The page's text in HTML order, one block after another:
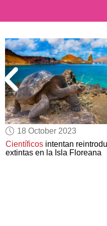
18 October 2023
Científicos intentan
extintas en la Isla Floreana